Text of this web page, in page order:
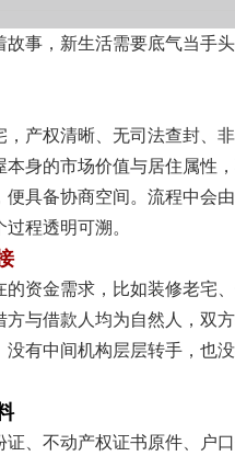
事，新生活需要底气当手
产权清晰、无司法查封、
身的市场价值与居住属性
具备协商空间。流程中会
程透明可溯。
资金需求，比如装修老宅
与借款人均为自然人，双
有中间机构层层转手，也
证、不动产权证书原件、户